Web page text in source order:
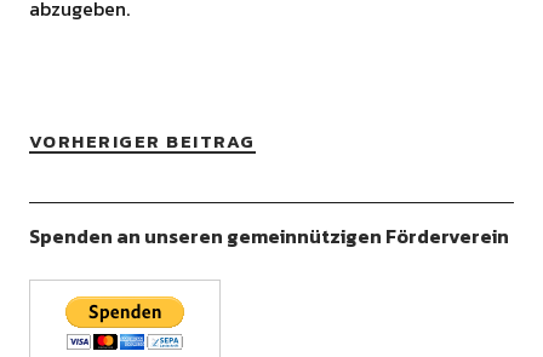
abzugeben.
VORHERIGER BEITRAG
Spenden an unseren gemeinnützigen Förderverein